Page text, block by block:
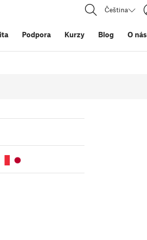
Čeština
Podpora Kurzy Blog O nás